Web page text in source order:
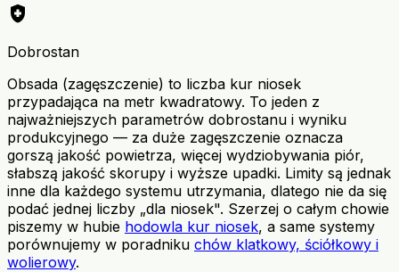
health_and_safety
Dobrostan
Obsada (zagęszczenie) to liczba kur niosek
przypadająca na metr kwadratowy. To jeden z
najważniejszych parametrów dobrostanu i wyniku
produkcyjnego — za duże zagęszczenie oznacza
gorszą jakość powietrza, więcej wydziobywania piór,
słabszą jakość skorupy i wyższe upadki. Limity są jednak
inne dla każdego systemu utrzymania, dlatego nie da się
podać jednej liczby „dla niosek". Szerzej o całym chowie
piszemy w hubie hodowla kur niosek, a same systemy
porównujemy w poradniku chów klatkowy, ściółkowy i
wolierowy.